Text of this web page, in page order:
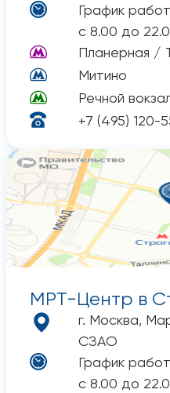
График
с 8.00 до
Планерная /
Митино
Речной
+7 (495) 120-
МРТ-Центр в
г. Москва,
СЗАО
График
с 8.00 до